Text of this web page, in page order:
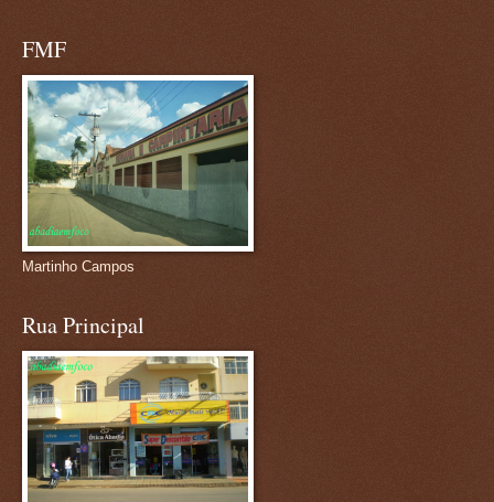
FMF
Martinho Campos
Rua Principal